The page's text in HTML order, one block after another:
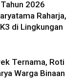
2026
Raharja,
di Lingkungan
Ternama, Roti
Warga Binaan